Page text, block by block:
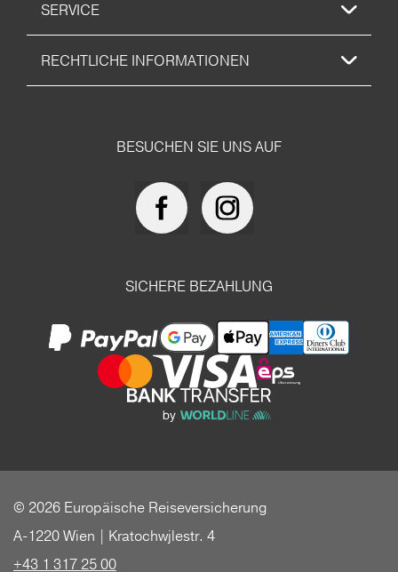
SERVICE
RECHTLICHE INFORMATIONEN
BESUCHEN SIE UNS AUF
SICHERE BEZAHLUNG
© 2026 Europäische Reiseversicherung
A-1220 Wien | Kratochwjlestr. 4
+43 1 317 25 00